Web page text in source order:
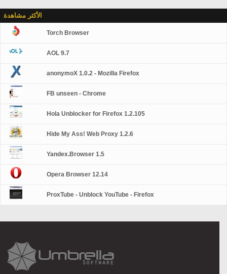
الأكثر مشاهدة
Torch Browser
AOL 9.7
anonymoX 1.0.2 - Mozilla Firefox
FB unseen - Chrome
Hola Unblocker for Firefox 1.2.105
Hide My Ass! Web Proxy 1.2.6
Yandex.Browser 1.5
Opera Browser 12.14
ProxTube - Unblock YouTube - Firefox